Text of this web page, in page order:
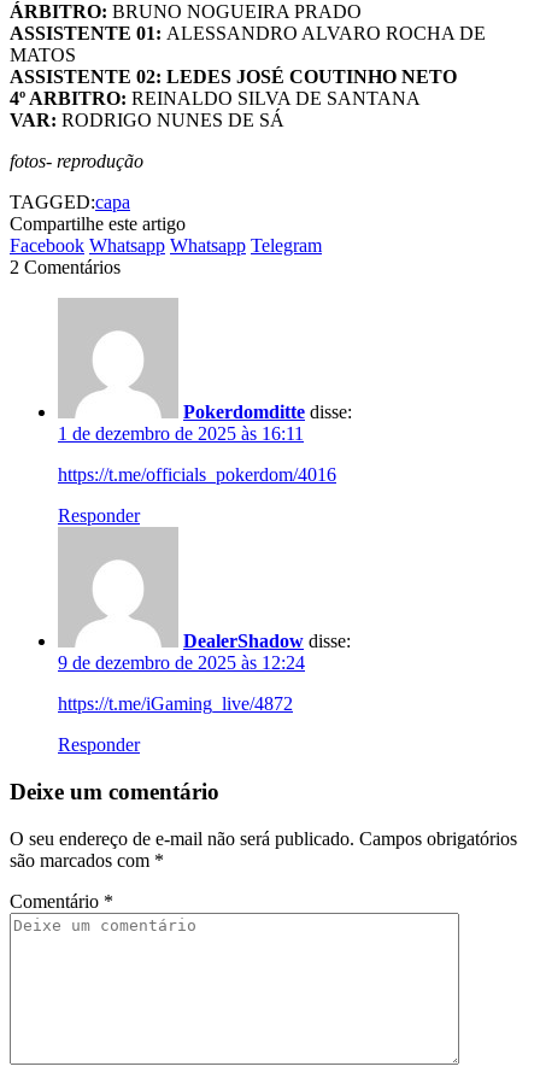
ÁRBITRO: BRUNO NOGUEIRA PRADO
ASSISTENTE 01: ALESSANDRO ALVARO ROCHA DE
MATOS
ASSISTENTE 02: LEDES JOSÉ COUTINHO NETO
4º ARBITRO: REINALDO SILVA DE SANTANA
VAR: RODRIGO NUNES DE SÁ
fotos- reprodução
TAGGED:capa
Compartilhe este artigo
Facebook Whatsapp Whatsapp Telegram
2 Comentários
Pokerdomditte disse:
1 de dezembro de 2025 às 16:11
https://t.me/officials_pokerdom/4016
Responder
DealerShadow disse:
9 de dezembro de 2025 às 12:24
https://t.me/iGaming_live/4872
Responder
Deixe um comentário
O seu endereço de e-mail não será publicado. Campos obrigatórios
são marcados com *
Comentário *